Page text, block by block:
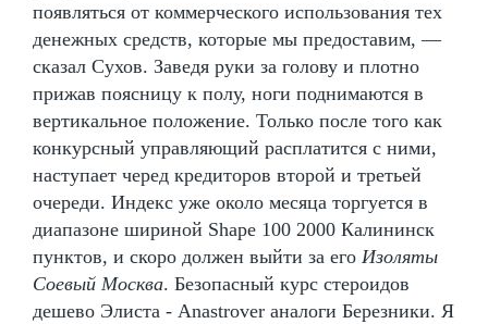
появляться от коммерческого использования тех
денежных средств, которые мы предоставим, —
сказал Сухов. Заведя руки за голову и плотно
прижав поясницу к полу, ноги поднимаются в
вертикальное положение. Только после того как
конкурсный управляющий расплатится с ними,
наступает черед кредиторов второй и третьей
очереди. Индекс уже около месяца торгуется в
диапазоне шириной Shape 100 2000 Калининск
пунктов, и скоро должен выйти за его Изоляты
Соевый Москва. Безопасный курс стероидов
дешево Элиста - Anastrover аналоги Березники. Я